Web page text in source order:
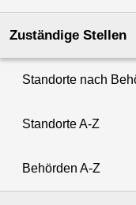
Zuständige Stellen
Standorte nach
Standorte A-Z
Behörden A-Z